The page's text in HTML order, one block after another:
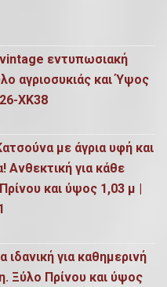
εντυπωσιακή
αγριοσυκιάς και Ύψος
ΧΚ38
με άγρια υφή και
Ανθεκτική για κάθε
και ύψος 1,03 μ |
ιδανική για καθημερινή
Ξύλο Πρίνου και ύψος